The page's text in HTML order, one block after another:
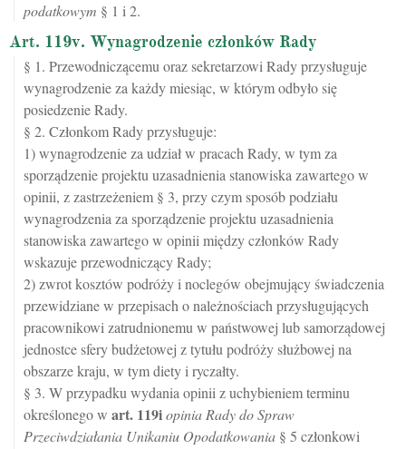
podatkowym § 1 i 2.
Art. 119v. Wynagrodzenie członków Rady
§ 1. Przewodniczącemu oraz sekretarzowi Rady przysługuje
wynagrodzenie za każdy miesiąc, w którym odbyło się
posiedzenie Rady.
§ 2. Członkom Rady przysługuje:
1) wynagrodzenie za udział w pracach Rady, w tym za
sporządzenie projektu uzasadnienia stanowiska zawartego w
opinii, z zastrzeżeniem § 3, przy czym sposób podziału
wynagrodzenia za sporządzenie projektu uzasadnienia
stanowiska zawartego w opinii między członków Rady
wskazuje przewodniczący Rady;
2) zwrot kosztów podróży i noclegów obejmujący świadczenia
przewidziane w przepisach o należnościach przysługujących
pracownikowi zatrudnionemu w państwowej lub samorządowej
jednostce sfery budżetowej z tytułu podróży służbowej na
obszarze kraju, w tym diety i ryczałty.
§ 3. W przypadku wydania opinii z uchybieniem terminu
określonego w art. 119iopinia Rady do Spraw
Przeciwdziałania Unikaniu Opodatkowania § 5 członkowi